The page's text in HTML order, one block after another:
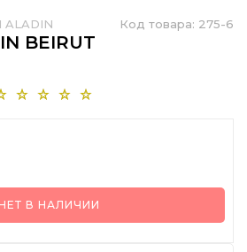
Код товара: 275-6
BEIRUT
НЕТ В НАЛИЧИИ